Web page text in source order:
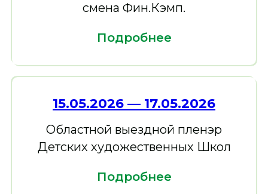
смена Фин.Кэмп.
Подробнее
15.05.2026 — 17.05.2026
Областной выездной пленэр
Детских художественных Школ
Подробнее